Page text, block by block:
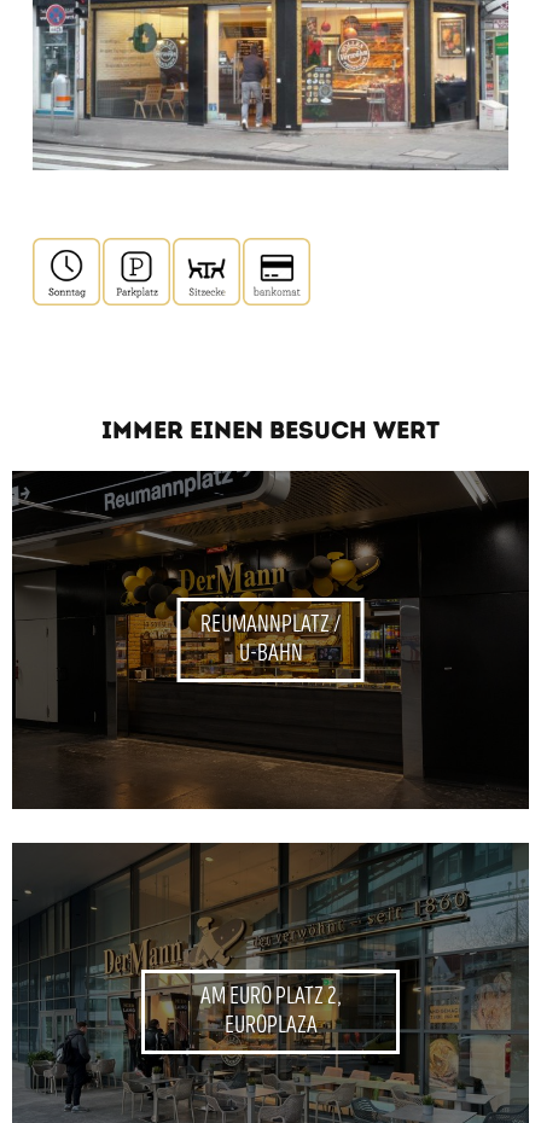
IMMER EINEN BESUCH WERT
REUMANNPLATZ /
U-BAHN
AM EURO PLATZ 2,
EUROPLAZA